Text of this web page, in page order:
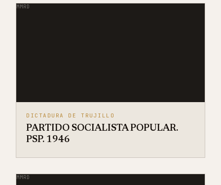
MMRD
DICTADURA DE TRUJILLO
PARTIDO SOCIALISTA POPULAR.
PSP. 1946
MMRD